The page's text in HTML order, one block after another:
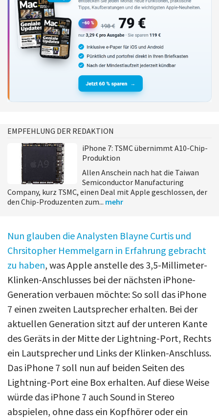
EMPFEHLUNG DER REDAKTION
iPhone 7: TSMC übernimmt A10-Chip-
Produktion
Allen Anschein nach hat die Taiwan
Semiconductor Manufacturing
Company, kurz TSMC, einen Deal mit Apple geschlossen, der
den Chip-Produzenten zum... mehr
Nun glauben die Analysten Blayne Curtis und
Chrsitopher Hemmelgarn in Erfahrung gebracht
zu haben, was Apple anstelle des 3,5-Millimeter-
Klinken-Anschlusses bei der nächsten iPhone-
Generation verbauen möchte: So soll das iPhone
7 einen zweiten Lautsprecher erhalten. Bei der
aktuellen Generation sitzt auf der unteren Kante
des Geräts in der Mitte der Lightning-Port, Rechts
ein Lautsprecher und Links der Klinken-Anschluss.
Das iPhone 7 soll nun auf beiden Seiten des
Lightning-Port eine Box erhalten. Auf diese Weise
würde das iPhone 7 auch Sound in Stereo
abspielen, ohne dass ein Kopfhörer oder ein